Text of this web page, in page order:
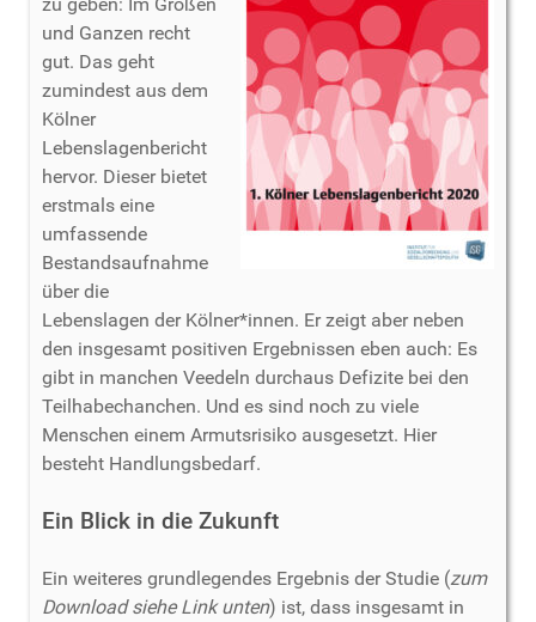
und Ganzen recht
gut. Das geht
zumindest aus dem
Kölner
Lebenslagenbericht
hervor. Dieser bietet
erstmals eine
umfassende
Bestandsaufnahme
über die
Lebenslagen der Kölner*innen. Er zeigt aber neben
den insgesamt positiven Ergebnissen eben auch: Es
gibt in manchen Veedeln durchaus Defizite bei den
Teilhabechanchen. Und es sind noch zu viele
Menschen einem Armutsrisiko ausgesetzt. Hier
besteht Handlungsbedarf.
Ein Blick in die Zukunft
Ein weiteres grundlegendes Ergebnis der Studie (zum
Download siehe Link unten) ist, dass insgesamt in